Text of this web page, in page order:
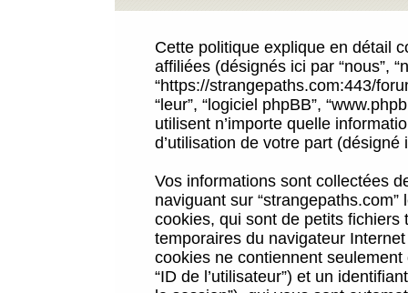
Cette politique explique en détail
affiliées (désignés ici par “nous”,
“https://strangepaths.com:443/
“leur”, “logiciel phpBB”,
utilisent n’importe quelle
d’utilisation de votre part (désigné
Vos informations sont collectées
naviguant sur
cookies, qui sont de petits
temporaires du navigateur
cookies ne contiennent
“ID de l’utilisateur”) et un